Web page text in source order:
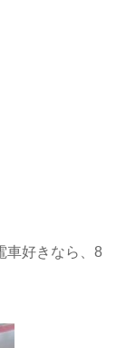
車好きなら、8